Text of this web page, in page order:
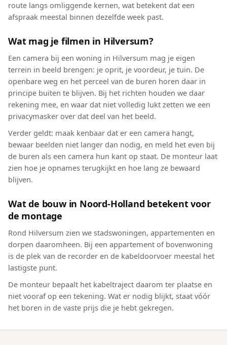
route langs omliggende kernen, wat betekent dat een
afspraak meestal binnen dezelfde week past.
Wat mag je filmen in Hilversum?
Een camera bij een woning in Hilversum mag je eigen
terrein in beeld brengen: je oprit, je voordeur, je tuin. De
openbare weg en het perceel van de buren horen daar in
principe buiten te blijven. Bij het richten houden we daar
rekening mee, en waar dat niet volledig lukt zetten we een
privacymasker over dat deel van het beeld.
Verder geldt: maak kenbaar dat er een camera hangt,
bewaar beelden niet langer dan nodig, en meld het even bij
de buren als een camera hun kant op staat. De monteur laat
zien hoe je opnames terugkijkt en hoe lang ze bewaard
blijven.
Wat de bouw in Noord-Holland betekent voor
de montage
Rond Hilversum zien we stadswoningen, appartementen en
dorpen daaromheen. Bij een appartement of bovenwoning
is de plek van de recorder en de kabeldoorvoer meestal het
lastigste punt.
De monteur bepaalt het kabeltraject daarom ter plaatse en
niet vooraf op een tekening. Wat er nodig blijkt, staat vóór
het boren in de vaste prijs die je hebt gekregen.